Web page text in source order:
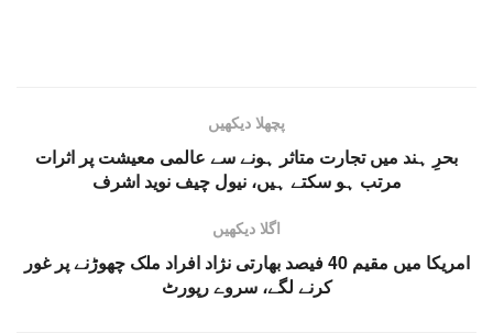
پچھلا دیکھیں
بحرِ ہند میں تجارت متاثر ہونے سے عالمی معیشت پر اثرات
مرتب ہو سکتے ہیں، نیول چیف نوید اشرف
اگلا دیکھیں
امریکا میں مقیم 40 فیصد بھارتی نژاد افراد ملک چھوڑنے پر غور
کرنے لگے، سروے رپورٹ